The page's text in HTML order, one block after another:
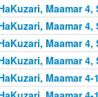
Maamar 4,
Maamar 4,
Maamar 4,
Maamar 4,
Maamar 4-